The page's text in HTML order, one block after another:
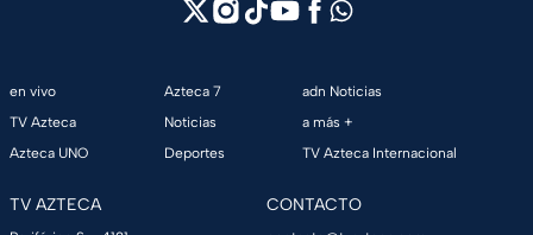
en vivo
TV Azteca
Azteca UNO
Azteca 7
Noticias
Deportes
adn Noticias
a más +
TV Azteca Internacional
TV AZTECA CONTACTO